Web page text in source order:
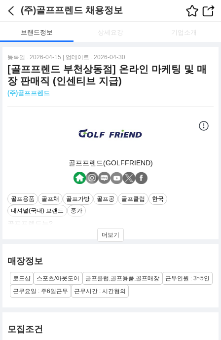
(주)골프프렌드 채용정보
브랜드정보 상세요강 기업소개
등록일 : 2026-04-15 | 업데이트 : 2026-04-30
[골프프렌드 부천상동점] 온라인 마케팅 및 매
장 판매직 (인센티브 지급)
(주)골프프렌드
골프프렌드(GOLFFRIEND)
골프용품 골프채 골프가방 골프공 골프클럽
한국
내셔널(국내) 브랜드
중가
골프프렌드는?
기존의 일반 골프샵과는 차별성을 둔 골프전문매장입니다.
골프시장의 혁신적인 전환을 업계 최초로 이룬 스포츠 전문기업으
최고의 기업이 되었습니다.
골프프렌드는 업계 최고의 골프매장 브랜드로 현재에도 많은 골퍼
들에게 사랑과 신뢰를 받고 있지만,
미래에도 인정받는 기업이 되기 위해 항상 발전하고 있는 골프전문
기업입니다.
급 빠르며,
더보기
매장정보
로드샵 스포츠/아웃도어 골프클럽,골프용품,골프매장
근무인원 : 3~5인
근무요일 : 주6일근무
근무시간 : 시간협의
모집조건